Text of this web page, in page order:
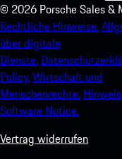
© 2026 Porsche Sales &
Rechtliche Hinweise.
über digitale
Dienste.
Policy.Wirtschaft und
Menschenrechte.
Software Notice.
Vertrag widerrufen